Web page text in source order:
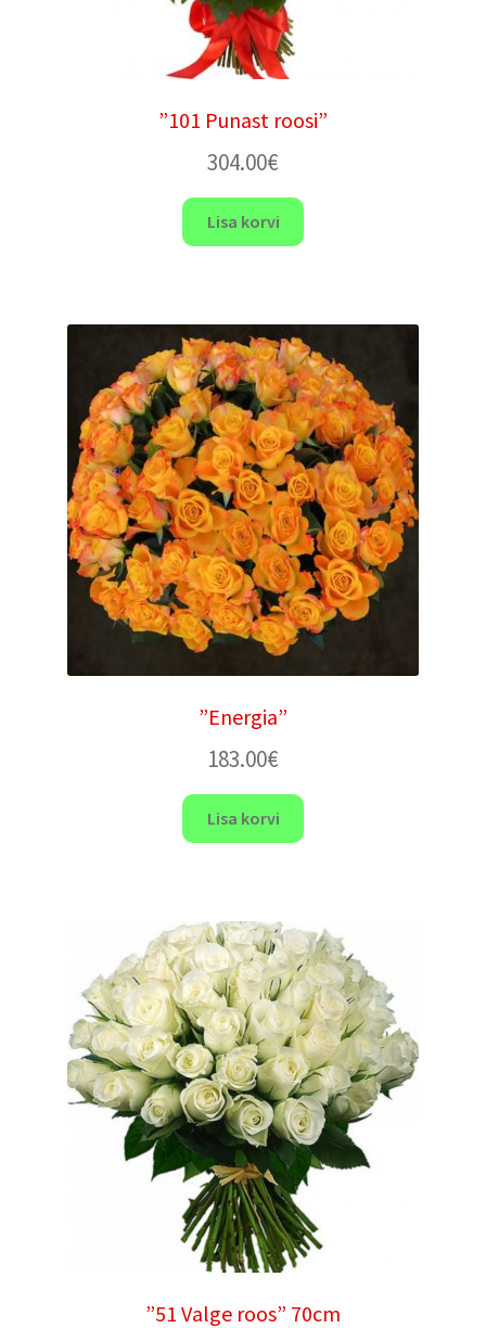
”101 Punast roosi”
304.00€
Lisa korvi
”Energia”
183.00€
Lisa korvi
”51 Valge roos” 70cm